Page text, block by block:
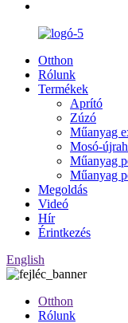
Otthon
Rólunk
Termékek
Aprító
Zúzó
Műanyag
Mosó-
Műanyag
Műanyag
Megoldás
Videó
Hír
Érintkezés
English
Otthon
Rólunk